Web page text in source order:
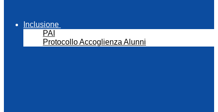
Inclusione
PAI
Protocollo Accoglienza Alunni